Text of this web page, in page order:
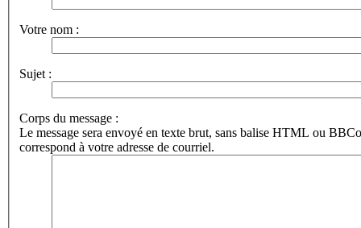
Votre nom :
Sujet :
Corps du message :
Le message sera envoyé en texte brut, sans balise HTML ou
correspond à votre adresse de courriel.